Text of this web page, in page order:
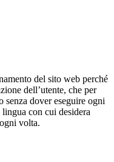
del sito web perché
dell’utente, che per
senza dover eseguire ogni
con cui desidera
volta.